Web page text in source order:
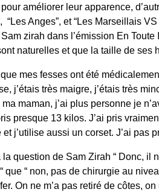
améliorer leur apparence,
“Les Anges”, et “Les Marseillais
zirah dans l’émission En
naturelles et que la taille de ses
mes fesses ont été
j’étais très maigre, j’étais très
ma maman, j’ai plus personne je
presque 13 kilos. J’ai pris
j’utilise aussi un corset. J’ai pas
question de Sam Zirah “ Donc, il
que “ non, pas de chirurgie au
On ne m’a pas retiré de côtes,